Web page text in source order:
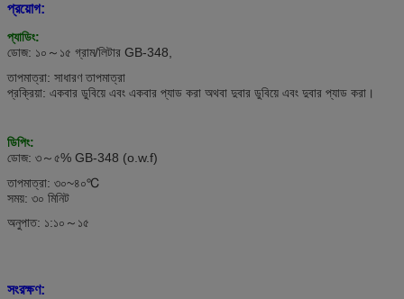
প্রয়োগ:
প্যাডিং:
ডোজ: ১০ ～১৫ গ্রাম/লিটার GB-348,
তাপমাত্রা: সাধারণ তাপমাত্রা
প্রক্রিয়া: একবার ডুবিয়ে এবং একবার প্যাড করা অথবা দুবার ডুবিয়ে এবং দুবার প্যাড করা।
ডিপিং:
ডোজ: ৩～৫% GB-348 (o.w.f)
তাপমাত্রা: ৩০~৪০℃
সময়: ৩০ মিনিট
অনুপাত: ১:১০～১৫
সংরক্ষণ: